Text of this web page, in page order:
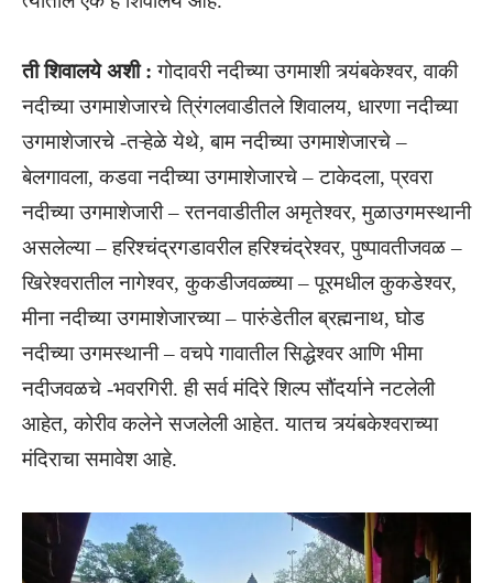
ती शिवालये अशी :गोदावरी नदीच्या उगमाशी त्र्यंबकेश्वर, वाकी
नदीच्या उगमाशेजारचे त्रिंगलवाडीतले शिवालय, धारणा नदीच्या
उगमाशेजारचे -तऱ्हेळे येथे, बाम नदीच्या उगमाशेजारचे –
बेलगावला, कडवा नदीच्या उगमाशेजारचे – टाकेदला, प्रवरा
नदीच्या उगमाशेजारी –रतनवाडीतील अमृतेश्वर, मुळाउगमस्थानी
असलेल्या – हरिश्चंद्रगडावरील हरिश्चंद्रेश्वर, पुष्पावतीजवळ –
खिरेश्वरातील नागेश्वर, कुकडीजवळ्च्या – पूरमधील कुकडेश्वर,
मीना नदीच्या उगमाशेजारच्या – पारुंडेतील ब्रह्मनाथ, घोड
नदीच्या उगमस्थानी – वचपे गावातील सिद्धेश्वर आणि भीमा
नदीजवळचे -भवरगिरी. ही सर्व मंदिरे शिल्प सौंदर्याने नटलेली
आहेत, कोरीव कलेने सजलेली आहेत. यातच त्र्यंबकेश्वराच्या
मंदिराचा समावेश आहे.